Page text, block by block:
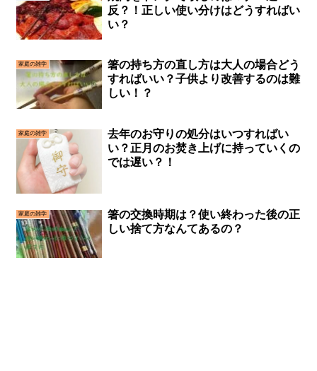
反？！正しい使い分けはどうすればい
い？
家庭の雑学
箸の持ち方の直し方は大人の場合どう
すればいい？子供より改善するのは難
しい！？
家庭の雑学
去年のお守りの処分はいつすればい
い？正月のお焚き上げに持っていくの
では遅い？！
家庭の雑学
箸の交換時期は？使い終わった後の正
しい捨て方なんてあるの？